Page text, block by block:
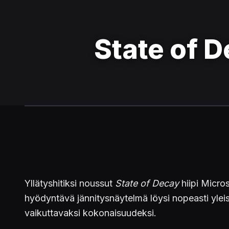
State of
Yllätyshitiksi noussut State of Decayhiipi
hyödyntävä jännitysnäytelmä löysi nopeasti
vaikuttavaksi kokonaisuudeksi.